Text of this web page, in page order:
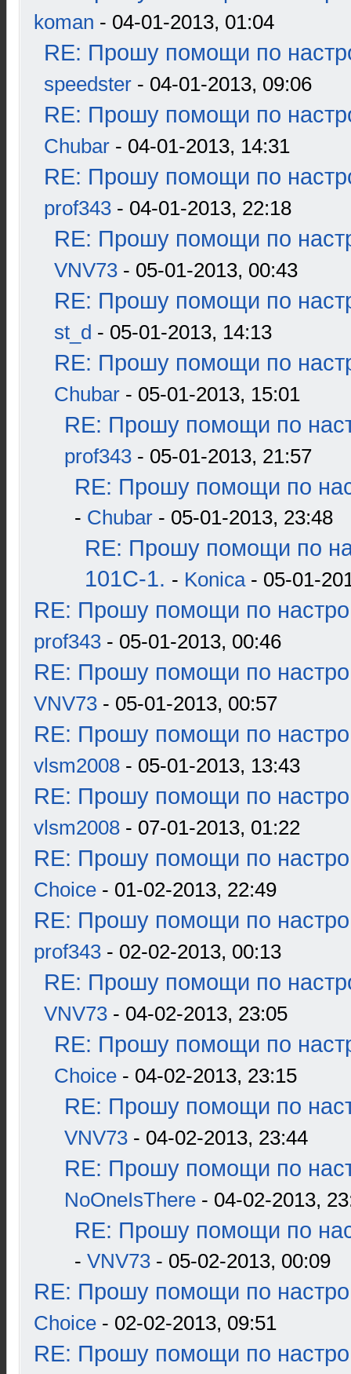
koman - 04-01-2013, 01:04
RE: Прошу помощи по
speedster - 04-01-2013, 09:06
RE: Прошу помощи по
Chubar - 04-01-2013, 14:31
RE: Прошу помощи по
prof343 - 04-01-2013, 22:18
RE: Прошу помощи по
VNV73 - 05-01-2013, 00:43
RE: Прошу помощи по
st_d - 05-01-2013, 14:13
RE: Прошу помощи по
Chubar - 05-01-2013, 15:01
RE: Прошу помощи по
prof343 - 05-01-2013, 21:57
RE: Прошу помощи по
- Chubar - 05-01-2013, 23:48
RE: Прошу помощи по
101С-1. - Konica- 05-01-
RE: Прошу помощи по
prof343 - 05-01-2013, 00:46
RE: Прошу помощи по
VNV73 - 05-01-2013, 00:57
RE: Прошу помощи по
vlsm2008 - 05-01-2013, 13:43
RE: Прошу помощи по
vlsm2008 - 07-01-2013, 01:22
RE: Прошу помощи по
Choice - 01-02-2013, 22:49
RE: Прошу помощи по
prof343 - 02-02-2013, 00:13
RE: Прошу помощи по
VNV73 - 04-02-2013, 23:05
RE: Прошу помощи по
Choice - 04-02-2013, 23:15
RE: Прошу помощи по
VNV73 - 04-02-2013, 23:44
RE: Прошу помощи по
NoOneIsThere - 04-02-2013,
RE: Прошу помощи по
- VNV73 - 05-02-2013, 00:09
RE: Прошу помощи по
Choice - 02-02-2013, 09:51
RE: Прошу помощи по